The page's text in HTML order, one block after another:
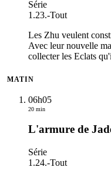
Série
1.23.-Tout
Les Zhu veulent
Avec leur nouvelle
collecter les Eclats
MATIN
06h05
20 min
L'armure de
Série
1.24.-Tout